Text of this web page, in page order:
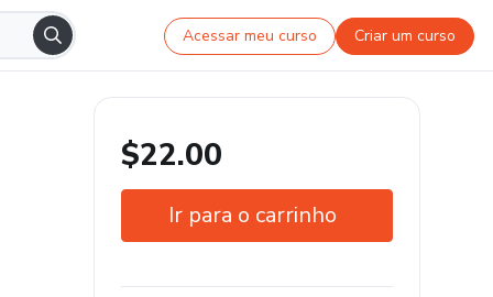
Acessar meu curso Criar um curso
$22.00
Ir para o carrinho